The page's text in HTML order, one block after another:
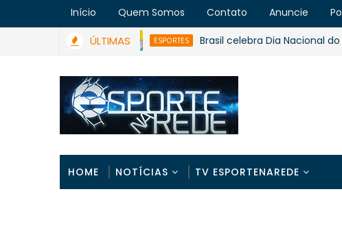
Início Quem Somos Contato Anuncie
ÚLTIMASESPORTES Brasil celebra Dia Nacional do
HOME NOTÍCIAS TV ESPORTENAREDE